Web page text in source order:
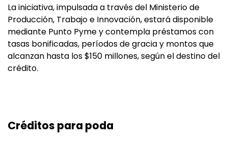
La iniciativa, impulsada a través del Ministerio de
Producción, Trabajo e Innovación, estará disponible
mediante Punto Pyme y contempla préstamos con
tasas bonificadas, períodos de gracia y montos que
alcanzan hasta los $150 millones, según el destino del
crédito.
Créditos para poda